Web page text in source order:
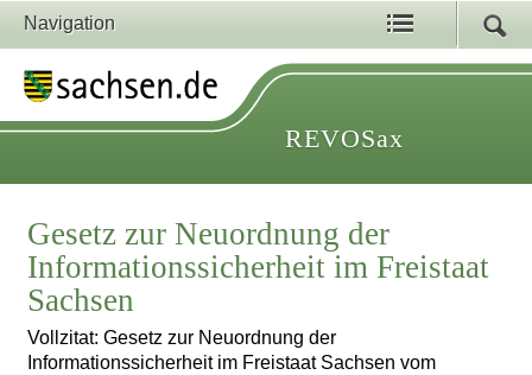
Navigation
REVOSax
Gesetz zur Neuordnung der
Informationssicherheit im Freistaat
Sachsen
Vollzitat: Gesetz zur Neuordnung der
Informationssicherheit im Freistaat Sachsen vom